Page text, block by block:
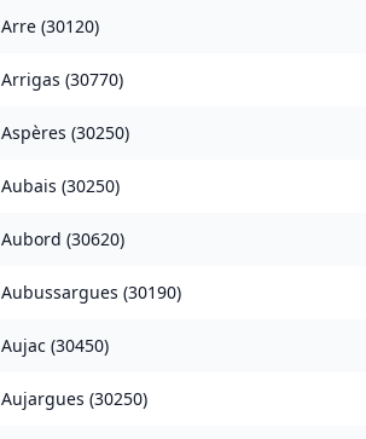
Arre (30120)
Arrigas (30770)
Aspères (30250)
Aubais (30250)
Aubord (30620)
Aubussargues (30190)
Aujac (30450)
Aujargues (30250)